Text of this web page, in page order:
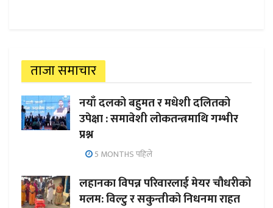
ताजा समाचार
नयाँ दलको बहुमत र मधेशी दलितको
उपेक्षा : समावेशी लोकतन्त्रमाथि गम्भीर
प्रश्न
5 MONTHS पहिले
लहानका विपन्न परिवारलाई मेयर चौधरीको
मलम: विल्टु र सकुन्तीको निधनमा राहत